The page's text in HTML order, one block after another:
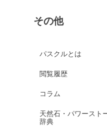
その他
パスクルとは
閲覧履歴
コラム
天然石・パワースト
辞典